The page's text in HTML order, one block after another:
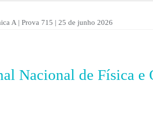
Nacional de Física e